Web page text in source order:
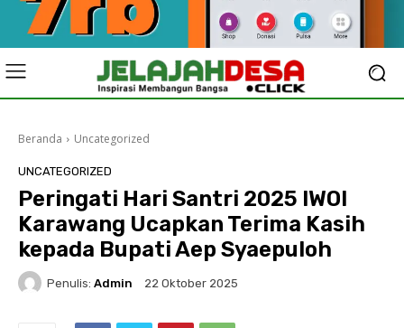
Beranda Uncategorized
UNCATEGORIZED
Peringati Hari Santri 2025 IWOI
Karawang Ucapkan Terima Kasih
kepada Bupati Aep Syaepuloh
Penulis: Admin 22 Oktober 2025